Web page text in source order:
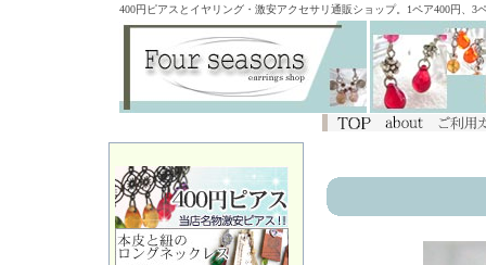
400円ピアスとイヤリング・激安アクセサリ通販ショップ。1ペア400円、